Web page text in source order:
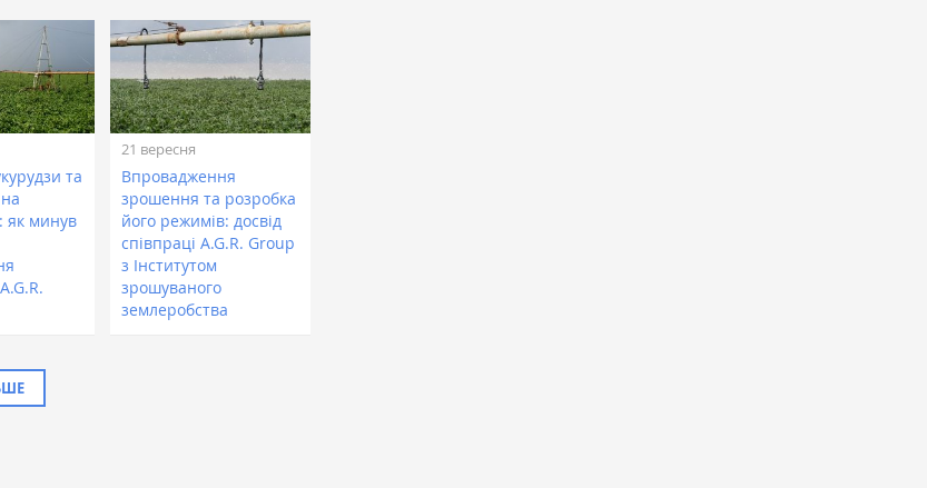
та
як минув
21 вересня
Впровадження
зрошення та розробка
його режимів: досвід
співпраці A.G.R. Group
з Інститутом
зрошуваного
землеробства